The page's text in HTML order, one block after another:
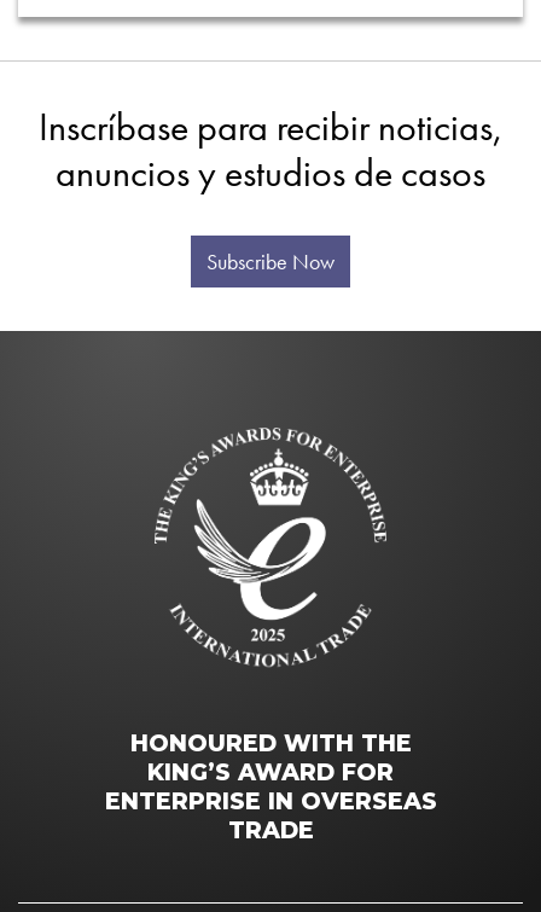
Inscríbase para recibir noticias,
anuncios y estudios de casos
Subscribe Now
HONOURED WITH THE
KING’S AWARD FOR
ENTERPRISE IN OVERSEAS
TRADE